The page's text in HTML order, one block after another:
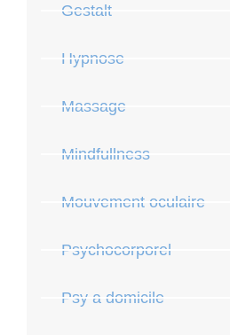
Gestalt
Hypnose
Massage
Mindfullness
Mouvement oculaire
Psychocorporel
Psy a domicile